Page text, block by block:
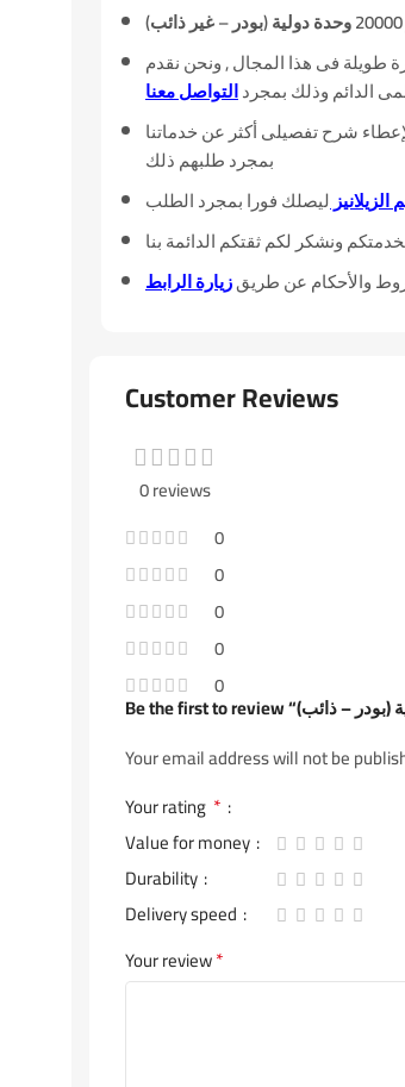
طويلة فى هذا المجال , ونحن نقدم
الدائم وذلك بمجردالتواصل معنا
شرح تفصيلى أكثر عن خدماتنا
بمجرد طلبهم ذلك
ليصلك فورا بمجرد الطلب
ونشكر لكم ثقتكم الدائمة بنا
والأحكام عن طريقزيارة الرابط
Customer Reviews
0 reviews
0
0
0
0
0
Your email address will not be
Your rating *
Value for money
Durability
Delivery speed
Your review*